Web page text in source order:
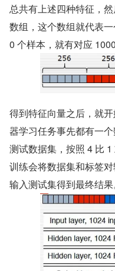
总共有上述四种特征，
数组，这个数组就代表
0 个样本，就有对应
得到特征向量之后，就
器学习任务事先都有一
测试数据集，按照 4 比 1
训练会将数据集和标签
输入测试集得到最终结果